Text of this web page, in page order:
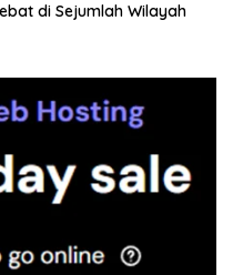
di Sejumlah Wilayah